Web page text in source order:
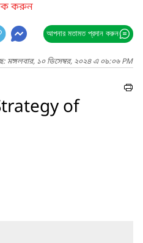
করুন
আপনার মতামত প্রদান করুন
মঙ্গলবার, ১০ ডিসেম্বর, ২০২৪ এ ০৯:০৬ PM
of